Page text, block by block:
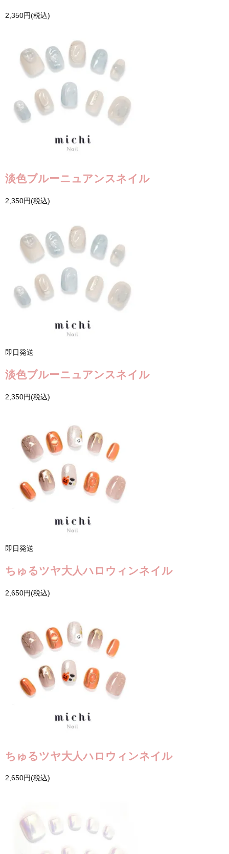
2,350円(税込)
淡色ブルーニュアンスネイル
2,350円(税込)
即日発送
淡色ブルーニュアンスネイル
2,350円(税込)
即日発送
ちゅるツヤ大人ハロウィンネイル
2,650円(税込)
ちゅるツヤ大人ハロウィンネイル
2,650円(税込)